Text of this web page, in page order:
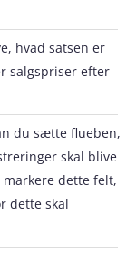
hvad satsen er
salgspriser efter
du sætte flueben,
skal blive
dette felt,
dette skal